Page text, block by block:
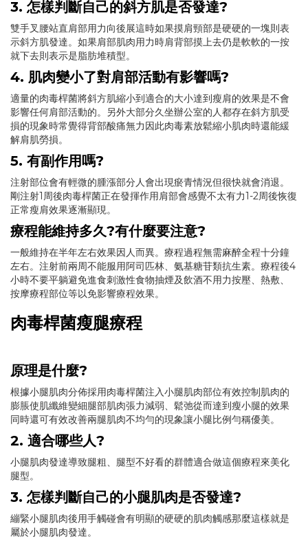
3. 怎樣判斷自己的斜方肌是否發達?
雙手叉腰站直肩部用力向後展這時如果摸肩頸部是硬硬的一塊則表
示斜方肌發達。如果肩部肌肉用力時肩背部摸上去仍是軟軟的一按
就下去則表示是脂肪堆積型。
4. 肌肉變小了對肩部活動有影響嗎?
適量的肉毒桿菌將斜方肌縮小到適合的大小達到瘦肩的效果是不會
影響任何肩部活動的。另外大部分久坐辦公室的人都存在斜方肌受
損的現象時常覺得背部酸痛無力因此肉毒素放鬆縮小肌肉時還能緩
解肩肌勞損。
5. 有副作用嗎?
注射部位會有輕微的腫漲部分人會出現瘀青情況但很快就會消退。
剛注射1周後肉毒桿菌正在發揮作用肩部會感覺不太有力1-2周後恢復
正常瘦肩效果逐漸顯現。
療程能維持多久?有什麼要注意?
一般維持在半年左右效果因人而異。療程過程無需麻醉全程十分鐘
左右。注射前兩周不能服用阿司匹林、氨基糖苷類抗生素。療程後4
小時不要平躺避免進食刺激性食物抽煙及飲酒不用力按壓、熱敷、
按摩療程部位等以免影響療程效果。
肉毒桿菌瘦腿療程
原理是什麼?
根據小腿肌肉分佈採用肉毒桿菌注入小腿肌肉部位有效控制肌肉的
膨脹使肌纖維變細腿部肌肉張力減弱、鬆弛從而達到瘦小腿的效果
同時還可有效改善兩腿肌肉不均勻的現象讓小腿比例勻稱優美。
2. 適合哪些人?
小腿肌肉發達導致腿粗、腿型不好看的群體適合做這個療程來美化
腿型。
3. 怎樣判斷自己的小腿肌肉是否發達?
繃緊小腿肌肉後用手觸碰會有明顯的硬硬的肌肉觸感那麼這樣就是
屬於小腿肌肉發達。